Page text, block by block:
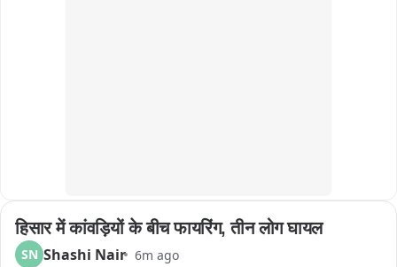
हिसार में कांवड़ियों के बीच फायरिंग, तीन लोग घायल
SN Shashi Nair 6m ago